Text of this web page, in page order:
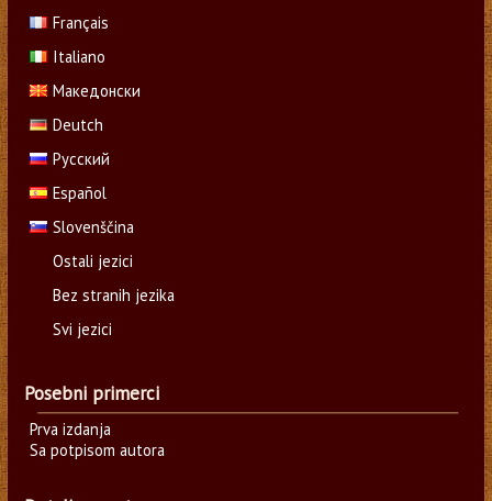
Français
Italiano
Македонски
Deutch
Русский
Español
Slovenščina
Ostali jezici
Bez stranih jezika
Svi jezici
Posebni primerci
Prva izdanja
Sa potpisom autora